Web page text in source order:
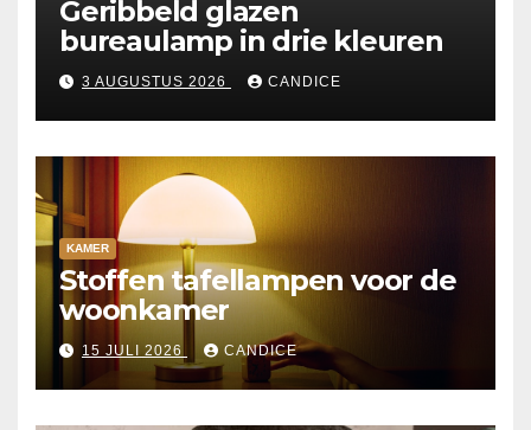
Geribbeld glazen
bureaulamp in drie kleuren
3 AUGUSTUS 2026 CANDICE
KAMER
Stoffen tafellampen voor de
woonkamer
15 JULI 2026 CANDICE